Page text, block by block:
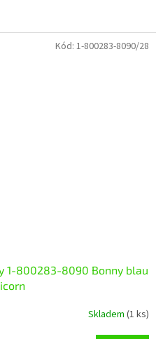
1-800283-8090 Bonny blau
Skladem (1 ks)
Kód: 1-800283-8090/28